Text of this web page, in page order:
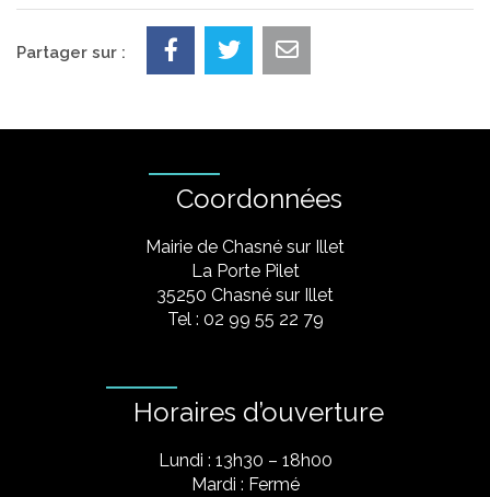
Partager sur :
Coordonnées
Mairie de Chasné sur Illet
La Porte Pilet
35250 Chasné sur Illet
Tel : 02 99 55 22 79
Horaires d’ouverture
Lundi : 13h30 – 18h00
Mardi : Fermé